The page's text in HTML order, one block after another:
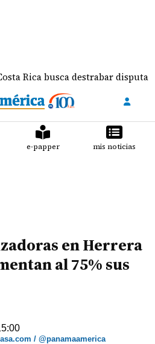
busca destrabar disputa
e-papper mis noticias
en Herrera
al 75% sus
/ @panamaamerica